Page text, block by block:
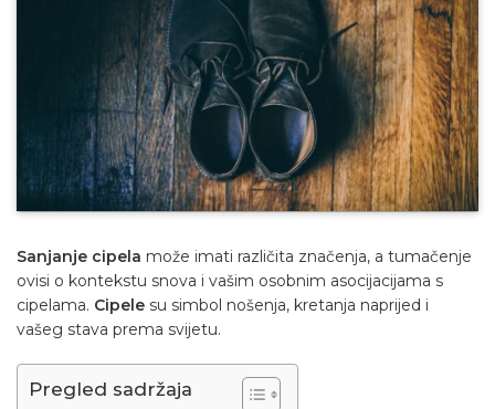
Sanjanje cipela može imati različita značenja, a tumačenje
ovisi o kontekstu snova i vašim osobnim asocijacijama s
cipelama. Cipele su simbol nošenja, kretanja naprijed i
vašeg stava prema svijetu.
Pregled sadržaja